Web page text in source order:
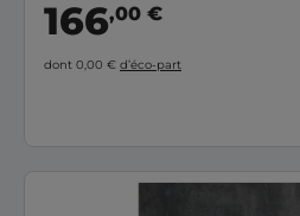
166,00 €
dont 0,00 € d’éco-part